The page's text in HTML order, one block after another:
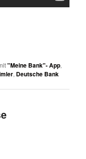
"Meine Bank"- App,
, Deutsche Bank